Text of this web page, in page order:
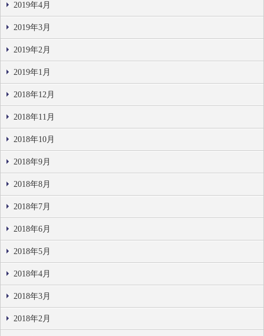
2019年4月
2019年3月
2019年2月
2019年1月
2018年12月
2018年11月
2018年10月
2018年9月
2018年8月
2018年7月
2018年6月
2018年5月
2018年4月
2018年3月
2018年2月